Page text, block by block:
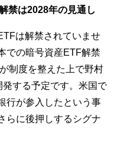
は2028年の見通し
は解禁されていませ
での暗号資産ETF解禁
制度を整えた上で野村
する予定です。米国で
行が参入したという事
らに後押しするシグナ